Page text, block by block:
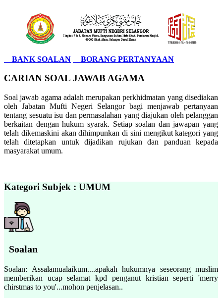
BANK SOALAN BORANG PERTANYAAN
CARIAN SOAL JAWAB AGAMA
Soal jawab agama adalah merupakan perkhidmatan yang disediakan
oleh Jabatan Mufti Negeri Selangor bagi menjawab pertanyaan
tentang sesuatu isu dan permasalahan yang diajukan oleh pelanggan
berkaitan dengan hukum syarak. Setiap soalan dan jawapan yang
telah dikemaskini akan dihimpunkan di sini mengikut kategori yang
telah ditetapkan untuk dijadikan rujukan dan panduan kepada
masyarakat umum.
Kategori Subjek : UMUM
Soalan
Soalan: Assalamualaikum....apakah hukumnya seseorang muslim
memberikan ucap selamat kpd penganut kristian seperti 'merry
chirstmas to you'...mohon penjelasan..